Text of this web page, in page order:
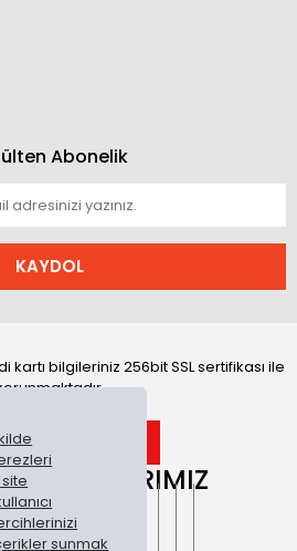
sunmak
Abonelik
KAYDOL
kartı bilgileriniz 256bit SSL sertifikası ile